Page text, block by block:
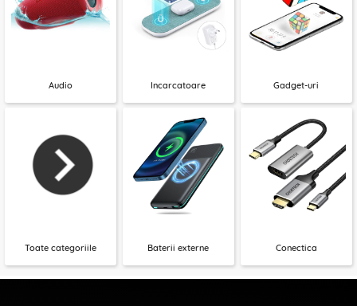
Audio Incarcatoare Gadget-uri
Toate categoriile Baterii externe Conectica